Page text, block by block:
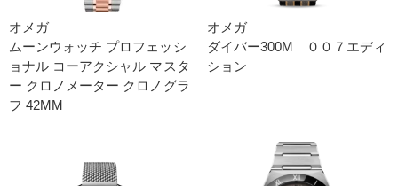
オメガ
ムーンウォッチ プロフェッシ
ョナ ル コーアクシャル マスタ
ー クロノメーター クロノグラ
フ 42M M
オメガ
ダイバー300M ００７エディ
ション